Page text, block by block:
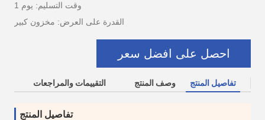
وقت التسليم: يوم 1
القدرة على العرض: مخزون كبير
احصل على افضل سعر
تفاصيل المنتج وصف المنتج التقييمات والمراجعات
تفاصيل المنتج